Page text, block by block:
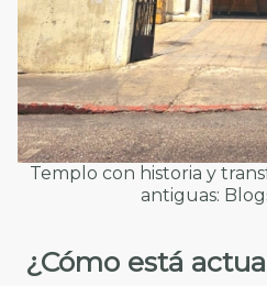
Templo con historia y
antiguas:
¿Cómo está